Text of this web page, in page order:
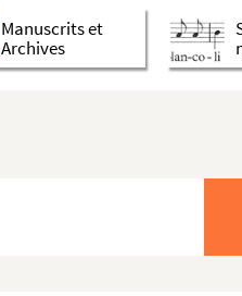
Manuscrits et
Archives